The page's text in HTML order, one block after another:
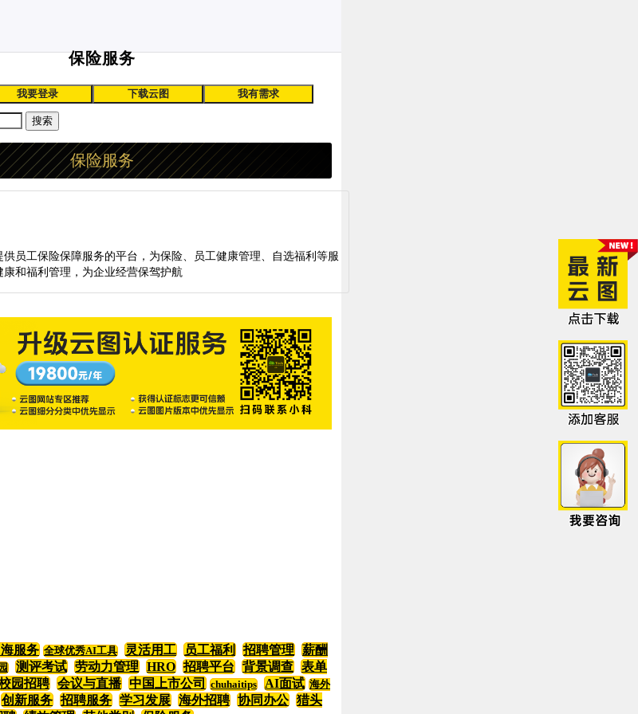
保险服务
我要登录 下载云图 我有需求
搜索
保险服务
员工保险保障服务的平台，为保险、员工健康管理、自选福利等服
和福利管理，为企业经营保驾护航
服务 全球优秀AI工具 灵活用工 员工福利 招聘管理 薪酬
测评考试 劳动力管理 HRO 招聘平台 背景调查 表单
园招聘 会议与直播 中国上市公司 chuhaitips AI面试 海外
创新服务 招聘服务 学习发展 海外招聘 协同办公 猎头